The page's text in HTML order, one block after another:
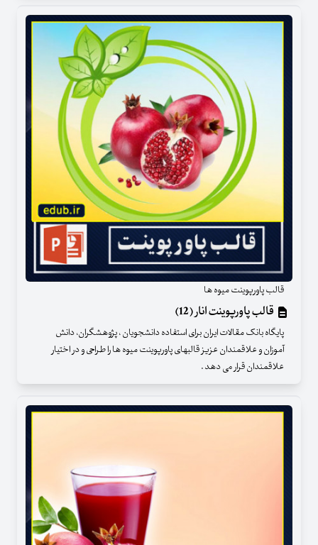
قالب پاورپوینت میوه ها
قالب پاورپوینت انار (12)
پایگاه بانک مقالات ایران برای استفاده دانشجویان ، پژوهشگران، دانش
آموزان و علاقمندان عزیز قالبهای پاورپوینت میوه ها را طراحی و در اختیار
علاقمندان قرار می دهد .